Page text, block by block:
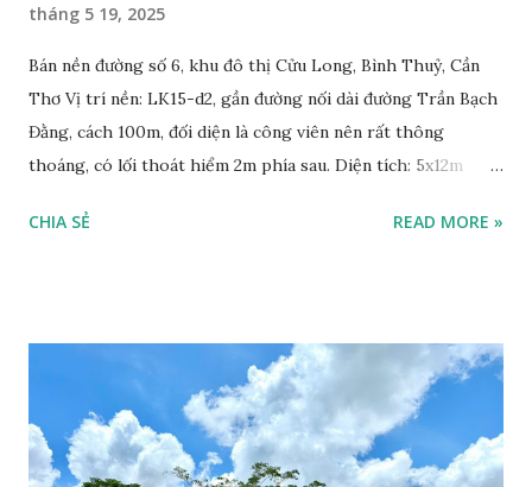
tháng 5 19, 2025
Bán nền đường số 6, khu đô thị Cửu Long, Bình Thuỷ, Cần
Thơ Vị trí nền: LK15-d2, gần đường nối dài đường Trần Bạch
Đằng, cách 100m, đối diện là công viên nên rất thông
thoáng, có lối thoát hiểm 2m phía sau. Diện tích: 5x12m
Long, đã nhận nền, xây nhà được. Giá bán: 1 tỷ 650, bao phí
CHIA SẺ READ MORE »